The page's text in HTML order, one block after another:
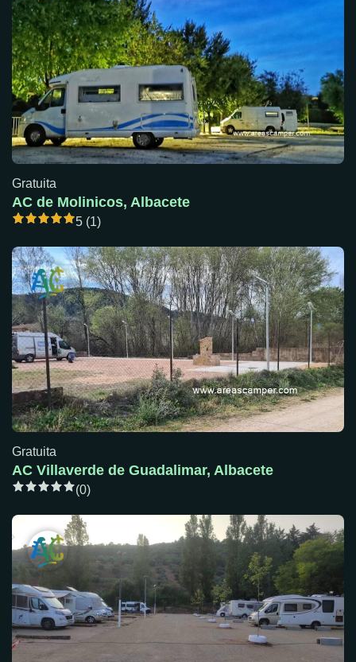
Gratuita
AC de Molinicos, Albacete
5 (1)
Gratuita
AC Villaverde de Guadalimar, Albacete
(0)